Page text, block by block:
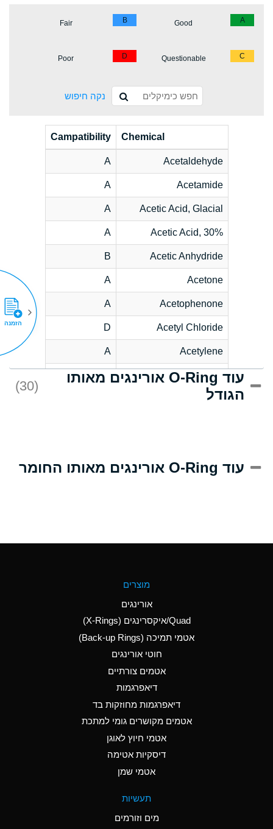
A
Good
B
Fair
C
Questionable
D
Poor
נקה חיפוש
Chemical
Campatibility
Acetaldehyde
A
Acetamide
A
Acetic Acid, Glacial
A
Acetic Acid, 30%
A
Acetic Anhydride
B
Acetone
A
Acetophenone
A
Acetyl Chloride
D
Acetylene
A
Acrlylonitrile
D
Adipic Acid
(Aqueous)
Aluminum Nitrate
(Aqueous)
Aluminum Phosphate
Ammonia Anhydrous
A
Ammonia Gas (cold)
A
Ammonia Gas (hot)
עוד O-Ring אורינגים מאותו
הגודל
(30)
עוד O-Ring אורינגים מאותו החומר
מוצרים
אורינגים
Quad/איקסרינגים (X-Rings)
אטמי תמיכה (Back-up Rings)
חוטי אורינגים
אטמים צורתיים
דיאפרגמות
דיאפרגמות מחוזקות בד
אטמים מקושרים גומי למתכת
אטמי חיוץ לאוגן
דיסקיות אטימה
אטמי שמן
תעשיות
מים וזורמים
הזמנה